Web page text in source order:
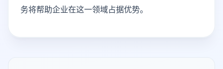
务将帮助企业在这一领域占据优势。